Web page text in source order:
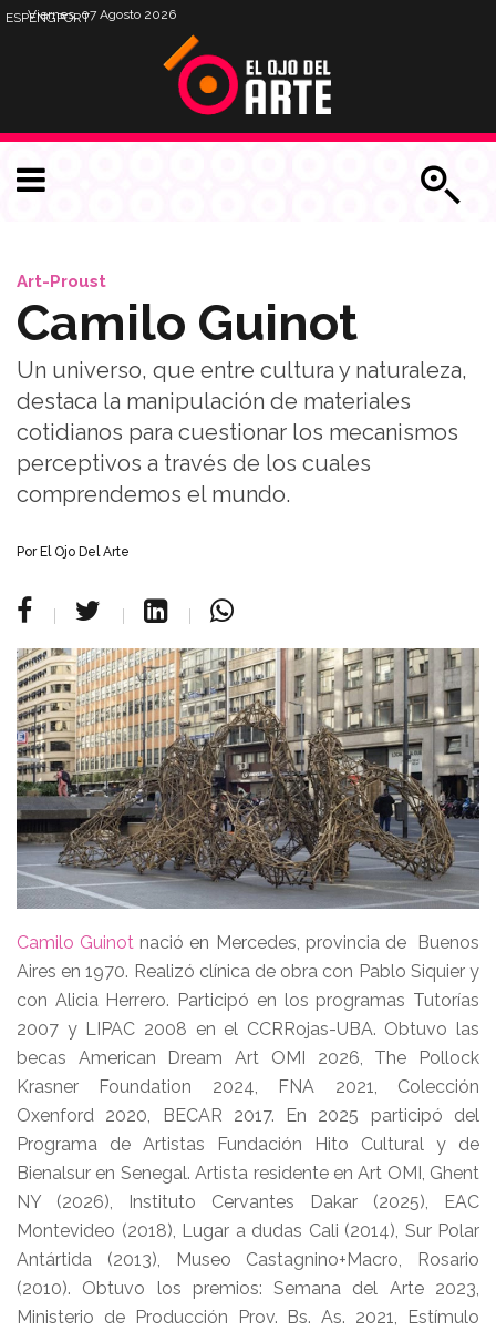
Viernes, 07 Agosto 2026
ESPENGPORT
Art-Proust
Camilo Guinot
Un universo, que entre cultura y naturaleza,
destaca la manipulación de materiales
cotidianos para cuestionar los mecanismos
perceptivos a través de los cuales
comprendemos el mundo.
Por El Ojo Del Arte
Camilo Guinot nació en Mercedes, provincia de Buenos
Aires en 1970. Realizó clínica de obra con Pablo Siquier y
con Alicia Herrero. Participó en los programas Tutorías
2007 y LIPAC 2008 en el CCRRojas-UBA. Obtuvo las
becas American Dream Art OMI 2026, The Pollock
Krasner Foundation 2024, FNA 2021, Colección
Oxenford 2020, BECAR 2017. En 2025 participó del
Programa de Artistas Fundación Hito Cultural y de
Bienalsur en Senegal. Artista residente en Art OMI, Ghent
NY (2026), Instituto Cervantes Dakar (2025), EAC
Montevideo (2018), Lugar a dudas Cali (2014), Sur Polar
Antártida (2013), Museo Castagnino+Macro, Rosario
(2010). Obtuvo los premios: Semana del Arte 2023,
Ministerio de Producción Prov. Bs. As. 2021, Estímulo